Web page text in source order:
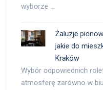
wyborze …
Żaluzje
jakie do
Kraków
Wybór odpowiednich
atmosferę zarówno w